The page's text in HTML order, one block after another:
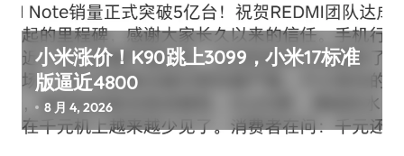
小米涨价！K90跳上3099，小米17标准
版逼近4800
8 月 4, 2026